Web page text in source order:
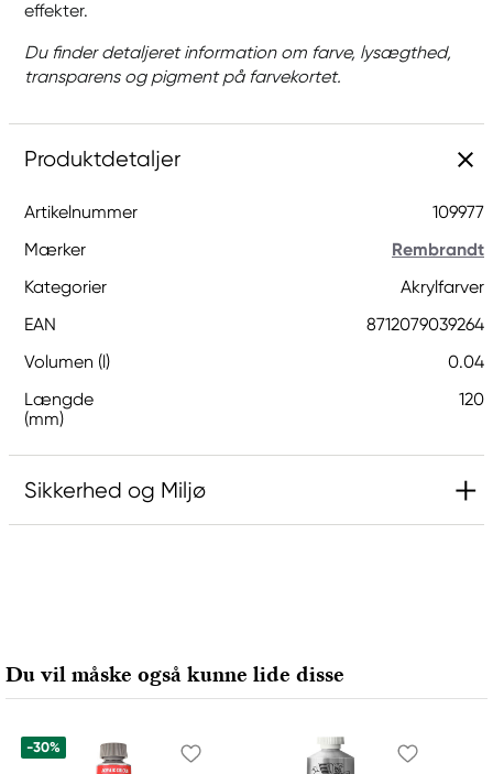
effekter.
Du finder detaljeret information om farve, lysægthed,
transparens og pigment på farvekortet.
Produktdetaljer
Artikelnummer
109977
Mærker
Rembrandt
Kategorier
Akrylfarver
EAN
8712079039264
Volumen (l)
0.04
Længde
(mm)
120
Sikkerhed og Miljø
7311 PD Apeldoorn, Netherlands
info@royaltalens.com
Du vil måske også kunne lide disse
-30%